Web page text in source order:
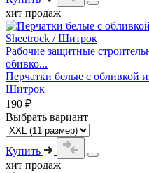
хит продаж
Рабочие защитные
обивко...
Перчатки белые с обливкой
Шитрок
190 ₽
Выбрать вариант
Купить
хит продаж